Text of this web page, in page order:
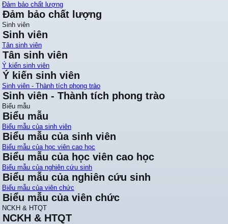
Đảm bảo chất lượng
Đảm bảo chất lượng
Sinh viên
Sinh viên
Tân sinh viên
Tân sinh viên
Ý kiến sinh viên
Ý kiến sinh viên
Sinh viên - Thành tích phong trào
Sinh viên - Thành tích phong trào
Biểu mẫu
Biểu mẫu
Biểu mẫu của sinh viên
Biểu mẫu của sinh viên
Biểu mẫu của học viên cao học
Biểu mẫu của học viên cao học
Biểu mẫu của nghiên cứu sinh
Biểu mẫu của nghiên cứu sinh
Biểu mẫu của viên chức
Biểu mẫu của viên chức
NCKH & HTQT
NCKH & HTQT